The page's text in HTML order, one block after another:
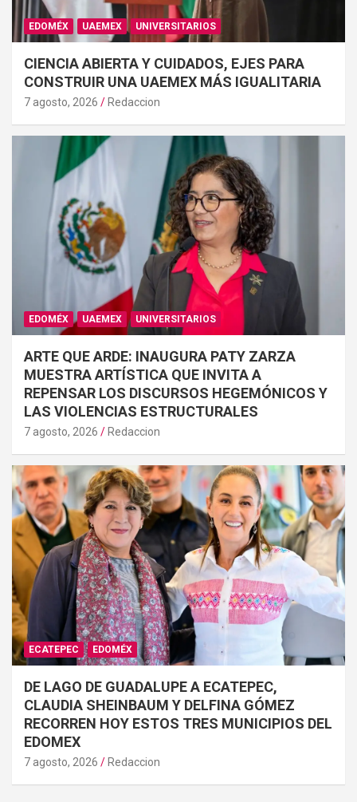
EDOMÉX UAEMEX UNIVERSITARIOS
CIENCIA ABIERTA Y CUIDADOS, EJES PARA
CONSTRUIR UNA UAEMEX MÁS IGUALITARIA
7 agosto, 2026 Redaccion
EDOMÉX UAEMEX UNIVERSITARIOS
ARTE QUE ARDE: INAUGURA PATY ZARZA
MUESTRA ARTÍSTICA QUE INVITA A
REPENSAR LOS DISCURSOS HEGEMÓNICOS Y
LAS VIOLENCIAS ESTRUCTURALES
7 agosto, 2026 Redaccion
ECATEPEC EDOMÉX
DE LAGO DE GUADALUPE A ECATEPEC,
CLAUDIA SHEINBAUM Y DELFINA GÓMEZ
RECORREN HOY ESTOS TRES MUNICIPIOS DEL
EDOMEX
7 agosto, 2026 Redaccion